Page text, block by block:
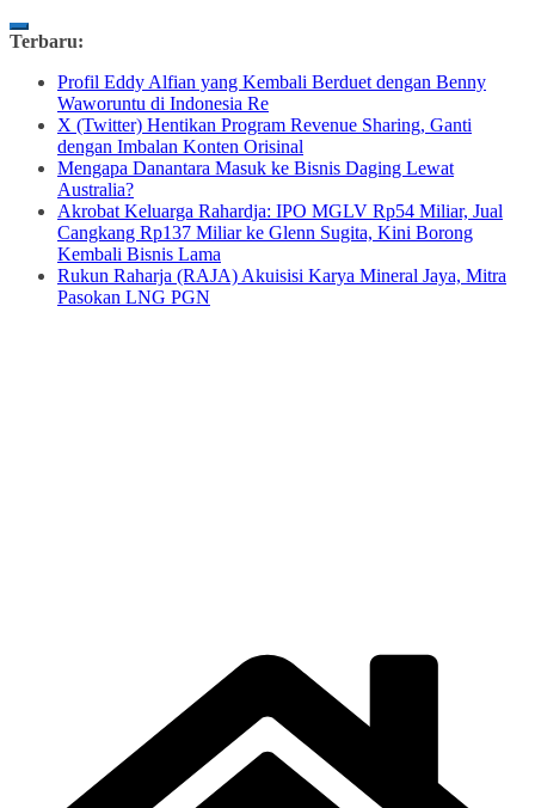
Skip
content
Terbaru:
Profil Eddy Alfian yang Kembali Berduet dengan Benny
Waworuntu di Indonesia Re
X (Twitter) Hentikan Program Revenue Sharing, Ganti
dengan Imbalan Konten Orisinal
Mengapa Danantara Masuk ke Bisnis Daging Lewat
Australia?
Akrobat Keluarga Rahardja: IPO MGLV Rp54 Miliar, Jual
Cangkang Rp137 Miliar ke Glenn Sugita, Kini Borong
Kembali Bisnis Lama
Rukun Raharja (RAJA) Akuisisi Karya Mineral Jaya, Mitra
Pasokan LNG PGN